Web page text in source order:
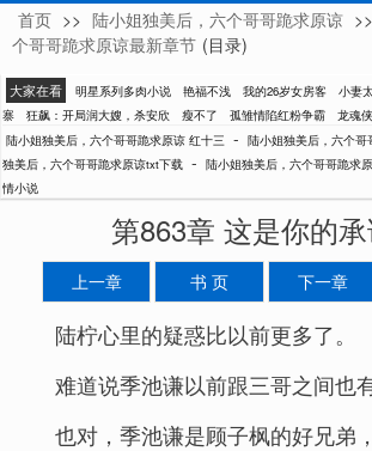
红十三
首页 >> 陆小姐独美后，六个哥哥跪求原谅 >>
个哥哥跪求原谅最新章节 (目录)
大家在看 明星系列多肉小说 艳福不浅 我的26岁女房客 小妻
寨
狂飙：开局润大嫂，杀安欣 瘦不了 孤雏情陷红粉争霸 龙魂
陆小姐独美后，六个哥哥跪求原谅 红十三 - 陆小姐独美后，六个
独美后，六个哥哥跪求原谅txt下载 - 陆小姐独美后，六个哥哥跪求
情小说
第863章 这是你的
上一章 书 页 下一章
陆柠心里的疑惑比以前更多了。
难道说季池谦以前跟三哥之间也
也对，季池谦是顾子枫的好兄弟